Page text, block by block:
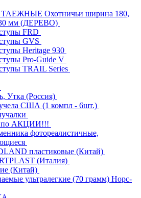
Охотничьи ширина 180,
мм (ДЕРЕВО)
FRD
GVS
Heritage 930
Pro-Guide V
TRAIL Series
Утка (Россия)
США (1 компл - 6шт.)
по АКЦИИ!!!
фотореалистичные,
пластиковые (Китай)
(Италия)
(Китай)
ультралегкие (70 грамм) Норс-